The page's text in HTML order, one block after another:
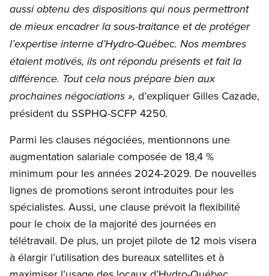
aussi obtenu des dispositions qui nous permettront
de mieux encadrer la sous-traitance et de protéger
l’expertise interne d’Hydro-Québec. Nos membres
étaient motivés, ils ont répondu présents et fait la
différence. Tout cela nous prépare bien aux
prochaines négociations », d’expliquer Gilles Cazade,
président du SSPHQ-SCFP 4250.
Parmi les clauses négociées, mentionnons une
augmentation salariale composée de 18,4 %
minimum pour les années 2024-2029. De nouvelles
lignes de promotions seront introduites pour les
spécialistes. Aussi, une clause prévoit la flexibilité
pour le choix de la majorité des journées en
télétravail. De plus, un projet pilote de 12 mois visera
à élargir l’utilisation des bureaux satellites et à